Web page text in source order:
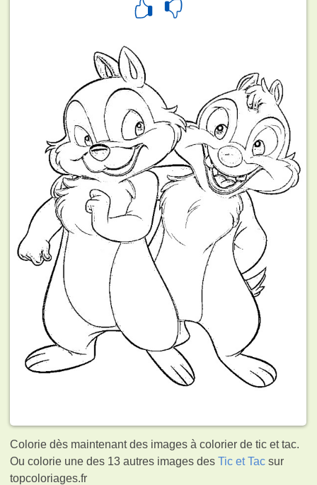
Colorie dès maintenant des images à colorier de tic et tac.
Ou colorie une des 13 autres images desTic et Tac sur
topcoloriages.fr